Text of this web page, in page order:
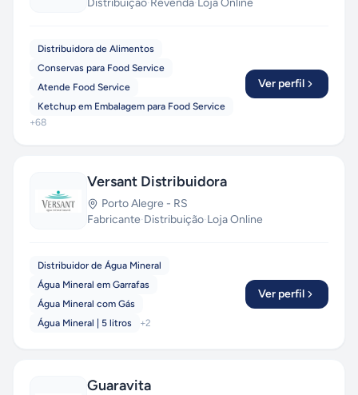
Distribuição·Revenda·Loja Online
Distribuidora de Alimentos
Conservas para Food Service
Atende Food Service
Ketchup em Embalagem para Food Service
+68
Ver perfil
Versant Distribuidora
Porto Alegre - RS
Fabricante·Distribuição·Loja Online
Distribuidor de Água Mineral
Água Mineral em Garrafas
Água Mineral com Gás
Água Mineral | 5 litros
+2
Ver perfil
Guaravita